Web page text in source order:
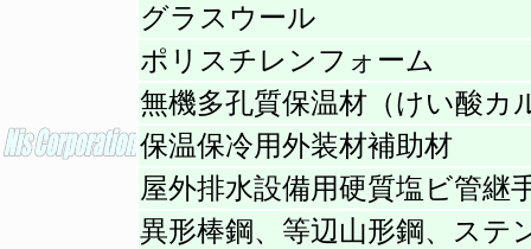
グラスウール
ポリスチレンフォーム
無機多孔質保温材（けい酸
保温保冷用外装材補助材
屋外排水設備用硬質塩ビ管継
異形棒鋼、等辺山形鋼、ステ